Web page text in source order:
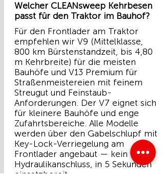
Welcher CLEANsweep Kehrbesen
passt für den Traktor im Bauhof?
Für den Frontlader am Traktor
empfehlen wir V9 (Mittelklasse,
800 km Bürstenstandzeit, bis 4,80
m Kehrbreite) für die meisten
Bauhöfe und V13 Premium für
Straßenmeistereien mit feinem
Streugut und Feinstaub-
Anforderungen. Der V7 eignet sich
für kleinere Bauhöfe und enge
Zufahrtsbereiche. Alle Modelle
werden über den Gabelschlupf mit
Key-Lock-Verriegelung am
Frontlader angebaut — kein
Hydraulikanschluss, in 5 Sekunden
einsatzbereit.